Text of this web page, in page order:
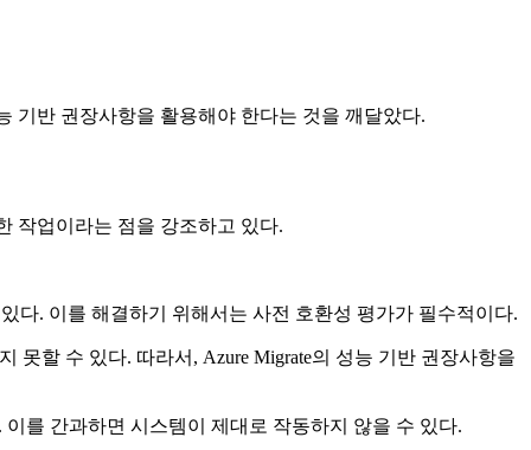
기반 권장사항을 활용해야 한다는 것을 깨달았다.
작업이라는 점을 강조하고 있다.
다. 이를 해결하기 위해서는 사전 호환성 평가가 필수적이다.
못할 수 있다. 따라서, Azure Migrate의 성능 기반 권장사항을
를 간과하면 시스템이 제대로 작동하지 않을 수 있다.